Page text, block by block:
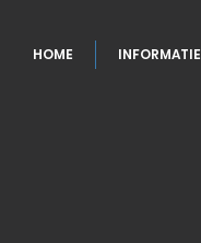
HOME INFORMATIE